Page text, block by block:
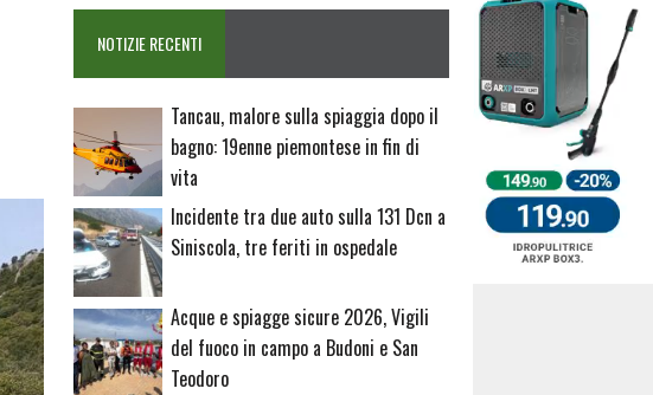
NOTIZIE RECENTI
Tancau, malore sulla spiaggia dopo il
bagno: 19enne piemontese in fin di
vita
Incidente tra due auto sulla 131 Dcn a
Siniscola, tre feriti in ospedale
Acque e spiagge sicure 2026, Vigili
del fuoco in campo a Budoni e San
Teodoro